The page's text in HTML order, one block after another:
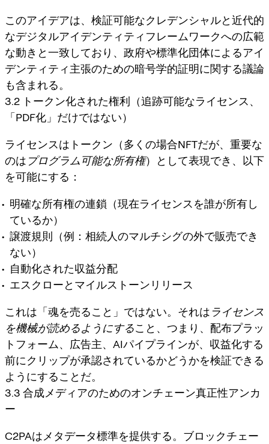
このアイデアは、 検証可能なクレデンシャルと近代的
なデジタルアイデンティティフレームワークへの広範
な動きと一致しており、政府や標準化団体によるアイ
デンティティ主張のための暗号学的証明に関する議論
も含まれる。
3.2 トークン化された権利（追跡可能なライセンス、
「PDF化」だけではない）
ライセンスはトークン（多くの場合NFTだが、重要な
のは プログラム可能な所有権）として表現でき、以下
を可能にする：
明確な所有権の連鎖（現在ライセンスを誰が所有し
ているか）
譲渡規則（例：相続人のマルチシグの外で販売でき
ない）
自動化された収益分配
エスクローとマイルストーンリリース
これは「魂を売ること」ではない。それはライセンス
を機械が読めるようにすること、つまり、配布プラッ
トフォーム、広告主、AIパイプラインが、収益化する
前にクリップが承認されているかどうかを検証できる
ようにすることだ。
3.3 合成メディアのためのオンチェーン真正性アンカ
ー
C2PAはメタデータ標準を提供する。ブロックチェー